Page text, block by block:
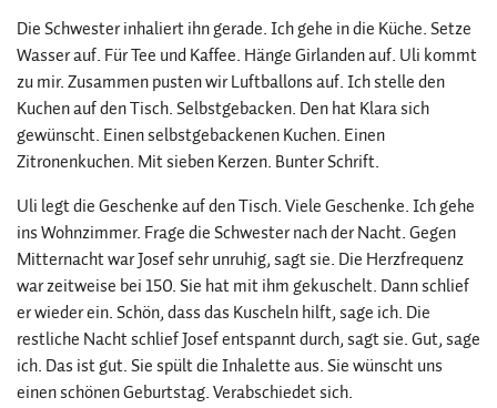
Die Schwester inhaliert ihn gerade. Ich gehe in die Küche. Setze
Wasser auf. Für Tee und Kaffee. Hänge Girlanden auf. Uli kommt
zu mir. Zusammen pusten wir Luftballons auf. Ich stelle den
Kuchen auf den Tisch. Selbstgebacken. Den hat Klara sich
gewünscht. Einen selbstgebackenen Kuchen. Einen
Zitronenkuchen. Mit sieben Kerzen. Bunter Schrift.
Uli legt die Geschenke auf den Tisch. Viele Geschenke. Ich gehe
ins Wohnzimmer. Frage die Schwester nach der Nacht. Gegen
Mitternacht war Josef sehr unruhig, sagt sie. Die Herzfrequenz
war zeitweise bei 150. Sie hat mit ihm gekuschelt. Dann schlief
er wieder ein. Schön, dass das Kuscheln hilft, sage ich. Die
restliche Nacht schlief Josef entspannt durch, sagt sie. Gut, sage
ich. Das ist gut. Sie spült die Inhalette aus. Sie wünscht uns
einen schönen Geburtstag. Verabschiedet sich.